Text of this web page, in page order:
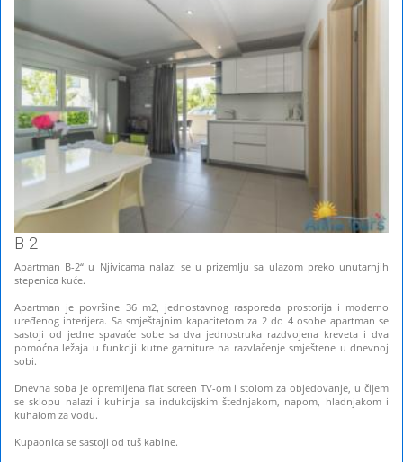
B-2
Apartman B-2“ u Njivicama nalazi se u prizemlju sa ulazom preko unutarnjih
stepenica kuće.
Apartman je površine 36 m2, jednostavnog rasporeda prostorija i moderno
uređenog interijera. Sa smještajnim kapacitetom za 2 do 4 osobe apartman se
sastoji od jedne spavaće sobe sa dva jednostruka razdvojena kreveta i dva
pomoćna ležaja u funkciji kutne garniture na razvlačenje smještene u dnevnoj
sobi.
Dnevna soba je opremljena flat screen TV-om i stolom za objedovanje, u čijem
se sklopu nalazi i kuhinja sa indukcijskim štednjakom, napom, hladnjakom i
kuhalom za vodu.
Kupaonica se sastoji od tuš kabine.